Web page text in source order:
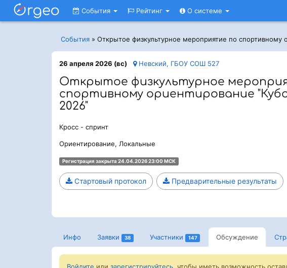
События Рейтинг О системе
События » Открытое физкультурное мероприятие по спортивному
26 апреля 2026 (вс) Невский, ГБОУ СОШ 527
Открытое физкультурное
спортивному ориентирование
2026"
Кросс - спринт
Ориентирование, Локальные
Регистрация закрыта 24.04.2026 23:00 МСК
Стартовый протокол Предварительные результаты
Инфо Заявки 38 Участники 147 Обсуждение